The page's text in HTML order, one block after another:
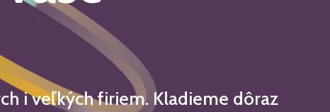
i veľkých firiem. Kladieme dôraz